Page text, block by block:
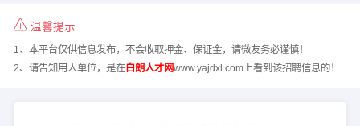
温馨提示
1、本平台仅供信息发布，不会收取押金、保证金，请微友务必谨慎！
2、请告知用人单位，是在白朗人才网www.yajdxl.com上看到该招聘信息的！